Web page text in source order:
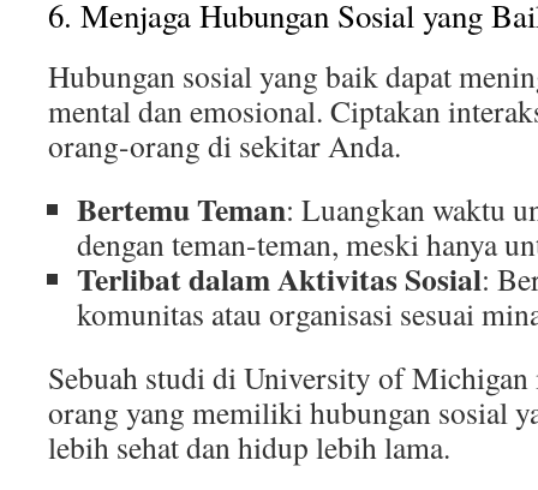
6. Menjaga Hubungan Sosial yang
Hubungan sosial yang baik dapat
mental dan emosional. Ciptakan
orang-orang di sekitar Anda.
Bertemu Teman: Luangkan waktu
dengan teman-teman, meski hanya
Terlibat dalam Aktivitas Sosial:
komunitas atau organisasi sesuai
Sebuah studi di University of Michigan
orang yang memiliki hubungan sosial
lebih sehat dan hidup lebih lama.